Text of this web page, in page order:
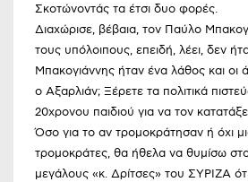
Σκοτώνοντάς τα έτσι δυο φορές.
Διαχώρισε, βέβαια, τον Παύλο
τους υπόλοιπους, επειδή, λέει, δεν
Μπακογιάννης ήταν ένα λάθος και οι
ο Αξαρλιάν; Ξέρετε τα πολιτικά
20χρονου παιδιού για να τον
Όσο για το αν τρομοκράτησαν ή όχι
τρομοκράτες, θα ήθελα να θυμίσω
μεγάλους «κ. Δρίτσες» του ΣΥΡΙΖΑ